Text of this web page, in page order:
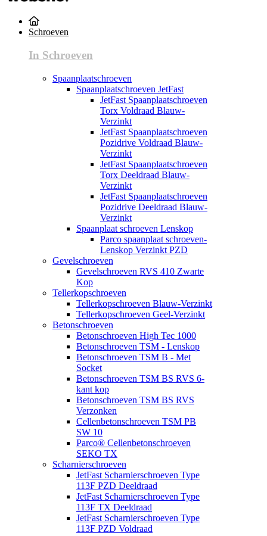
Schroeven
In Schroeven
Spaanplaatschroeven
Spaanplaatschroeven JetFast
JetFast Spaanplaatschroeven
Torx Voldraad Blauw-
Verzinkt
JetFast Spaanplaatschroeven
Pozidrive Voldraad Blauw-
Verzinkt
JetFast Spaanplaatschroeven
Torx Deeldraad Blauw-
Verzinkt
JetFast Spaanplaatschroeven
Pozidrive Deeldraad Blauw-
Verzinkt
Spaanplaat schroeven Lenskop
Parco spaanplaat schroeven-
Lenskop Verzinkt PZD
Gevelschroeven
Gevelschroeven RVS 410 Zwarte
Kop
Tellerkopschroeven
Tellerkopschroeven Blauw-Verzinkt
Tellerkopschroeven Geel-Verzinkt
Betonschroeven
Betonschroeven High Tec 1000
Betonschroeven TSM - Lenskop
Betonschroeven TSM B - Met
Socket
Betonschroeven TSM BS RVS 6-
kant kop
Betonschroeven TSM BS RVS
Verzonken
Cellenbetonschroeven TSM PB
SW 10
Parco® Cellenbetonschroeven
SEKO TX
Scharnierschroeven
JetFast Scharnierschroeven Type
113F PZD Deeldraad
JetFast Scharnierschroeven Type
113F TX Deeldraad
JetFast Scharnierschroeven Type
113F PZD Voldraad